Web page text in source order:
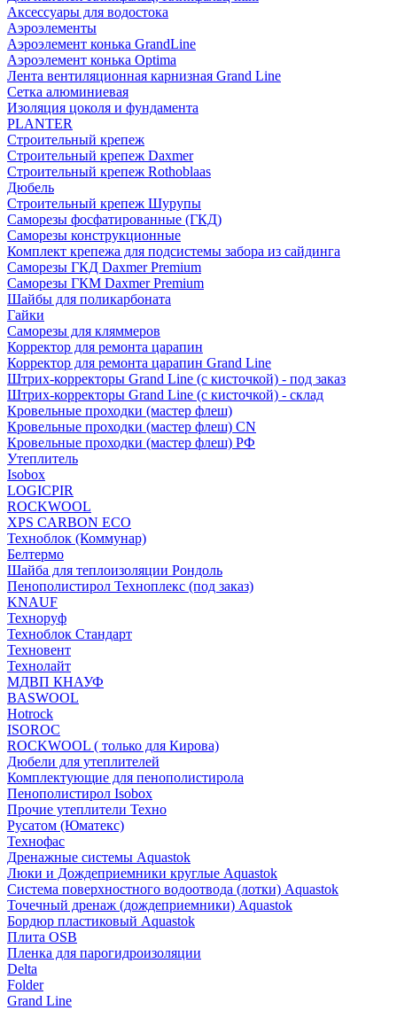
Аксессуары для водостока
Аэроэлементы
Аэроэлемент конька GrandLine
Аэроэлемент конька Optima
Лента вентиляционная карнизная Grand Line
Сетка алюминиевая
Изоляция цоколя и фундамента
PLANTER
Строительный крепеж
Строительный крепеж Daxmer
Строительный крепеж Rothoblaas
Дюбель
Строительный крепеж Шурупы
Саморeзы фосфатированные (ГКД)
Саморезы конструкционные
Комплект крепежа для подсистемы забора из сайдинга
Саморезы ГКД Daxmer Premium
Саморезы ГКМ Daxmer Premium
Шайбы для поликарбоната
Гайки
Саморезы для кляммеров
Корректор для ремонта царапин
Корректор для ремонта царапин Grand Line
Штрих-корректоры Grand Line (с кисточкой) - под заказ
Штрих-корректоры Grand Line (с кисточкой) - склад
Кровельные проходки (мастер флеш)
Кровельные проходки (мастер флеш) CN
Кровельные проходки (мастер флеш) РФ
Утеплитель
Isobox
LOGICPIR
ROCKWOOL
XPS CARBON ECO
Техноблок (Коммунар)
Белтермо
Шайба для теплоизоляции Рондоль
Пенополистирол Техноплекс (под заказ)
KNАUF
Технoруф
Техноблок Стандарт
Техновент
Технолайт
МДВП КНАУФ
BASWOOL
Hotrock
ISOROC
ROCKWOOL ( только для Кирова)
Дюбели для утеплителей
Комплектующие для пенополистирола
Пенополистирол Isobox
Прочие утеплители Техно
Русатом (Юматекс)
Технофас
Дренажные системы Aquastok
Люки и Дождеприемники круглые Aquastok
Система поверхностного водоотвода (лотки) Aquastok
Точечный дренаж (дождеприемники) Aquastok
Бордюр пластиковый Aquastok
Плита OSB
Пленка для парогидроизоляции
Delta
Folder
Grand Line